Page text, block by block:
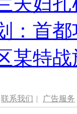
：首
某特
联系我们 | 广告服务